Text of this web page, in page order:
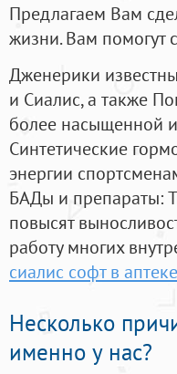
Предлагаем Вам
жизни. Вам помогут
Дженерики
и Сиалис, а также
более насыщенной
Синтетические
энергии
БАДы и препараты:
повысят
работу многих
сиалис софт в аптеке
Несколько
именно у нас?